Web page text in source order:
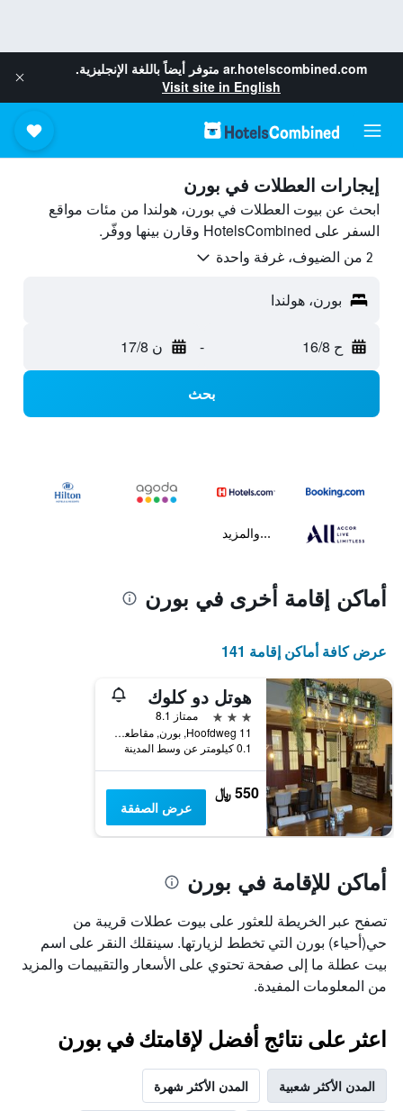
ar.hotelscombined.com متوفر أيضاً باللغة الإنجليزية.
Visit site in English
إيجارات العطلات في بورن
ابحث عن بيوت العطلات في بورن، هولندا من مئات مواقع
السفر على HotelsCombined وقارن بينها ووفّر.
2 من الضيوف، غرفة واحدة
بورن، هولندا
ح 16/8 - ن 17/8
بحث
...والمزيد
أماكن إقامة أخرى في بورن
عرض كافة أماكن إقامة 141
هوتل دو كلوك
3 نجوم
ممتاز 8.1
Hoofdweg 11, بورن, مقاطعة فريزلند, هولندا
0.1 كيلومتر عن وسط المدينة
550 ﷼
عرض الصفقة
أماكن للإقامة في بورن
تصفح عبر الخريطة للعثور على بيوت عطلات قريبة من
حي(أحياء) بورن التي تخطط لزيارتها. سينقلك النقر على اسم
بيت عطلة ما إلى صفحة تحتوي على الأسعار والتقييمات والمزيد
من المعلومات المفيدة.
اعثر على نتائج أفضل لإقامتك في بورن
المدن الأكثر شعبية المدن الأكثر شهرة